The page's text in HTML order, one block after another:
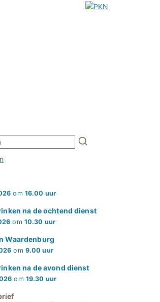
om 16.00 uur
na de ochtend dienst
om 10.30 uur
Waardenburg
om 9.00 uur
na de avond dienst
om 19.30 uur